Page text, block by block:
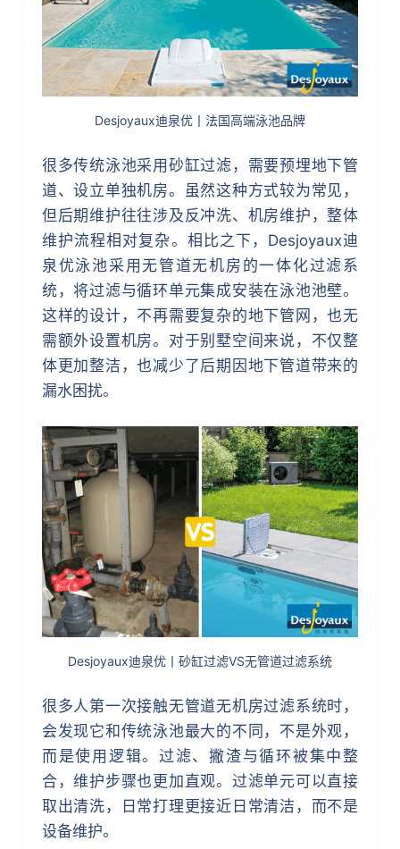
Desjoyaux迪泉优丨法国高端泳池品牌
很多传统泳池采用砂缸过滤，需要预埋地下管
道、设立单独机房。虽然这种方式较为常见，
但后期维护往往涉及反冲洗、机房维护，整体
维护流程相对复杂。相比之下，Desjoyaux迪
泉优泳池采用无管道无机房的一体化过滤系
统，将过滤与循环单元集成安装在泳池池壁。
这样的设计，不再需要复杂的地下管网，也无
需额外设置机房。对于别墅空间来说，不仅整
体更加整洁，也减少了后期因地下管道带来的
漏水困扰。
Desjoyaux迪泉优丨砂缸过滤VS无管道过滤系统
很多人第一次接触无管道无机房过滤系统时，
会发现它和传统泳池最大的不同，不是外观，
而是使用逻辑。过滤、撇渣与循环被集中整
合，维护步骤也更加直观。过滤单元可以直接
取出清洗，日常打理更接近日常清洁，而不是
设备维护。